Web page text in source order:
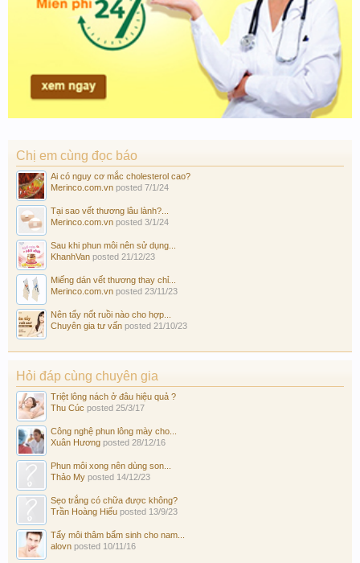
Chị em cùng đọc báo
Ai có nguy cơ mắc cholesterol cao?
Merinco.com.vn posted 7/1/24
Tại sao vết thương lâu lành?...
Merinco.com.vn posted 3/1/24
Sau khi phun môi nên sử dụng...
KhanhVan posted 21/12/23
Miếng dán vết thương thay chỉ...
Merinco.com.vn posted 23/11/23
Nên tẩy nốt ruồi nào cho hợp...
Chuyên gia tư vấn posted 21/10/23
Hỏi đáp cùng chuyên gia
Triệt lông nách ở đâu hiệu quả ?
Thu Cúc posted 25/3/17
Công nghệ phun lông mày cho...
Xuân Hương posted 28/12/16
Phun môi xong nên dùng son...
Thảo My posted 14/12/23
Sẹo trắng có chữa được không?
Trần Hoàng Hiếu posted 13/9/23
Tẩy môi thâm bẩm sinh cho nam...
alovn posted 10/11/16